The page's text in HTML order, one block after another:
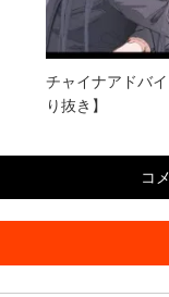
チャイナアドバ
り抜き】
コ